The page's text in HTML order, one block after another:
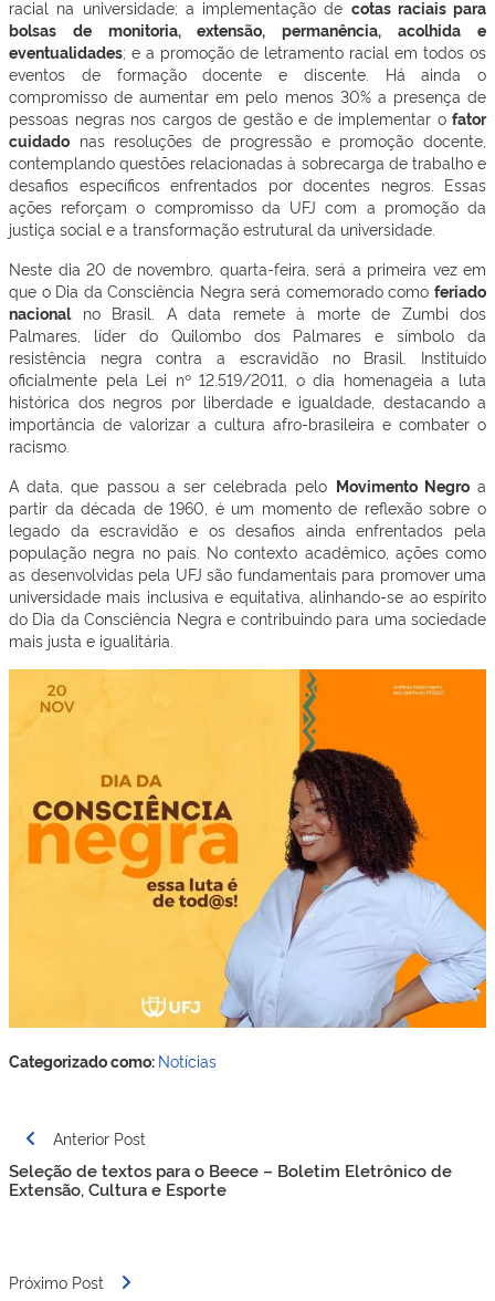
racial na universidade; a implementação de cotas raciais para
bolsas de monitoria, extensão, permanência, acolhida e
eventualidades; e a promoção de letramento racial em todos os
eventos de formação docente e discente. Há ainda o
compromisso de aumentar em pelo menos 30% a presença de
pessoas negras nos cargos de gestão e de implementar o fator
cuidado nas resoluções de progressão e promoção docente,
contemplando questões relacionadas à sobrecarga de trabalho e
desafios específicos enfrentados por docentes negros. Essas
ações reforçam o compromisso da UFJ com a promoção da
justiça social e a transformação estrutural da universidade.
Neste dia 20 de novembro, quarta-feira, será a primeira vez em
que o Dia da Consciência Negra será comemorado como feriado
nacionalno Brasil. A data remete à morte de Zumbi dos
Palmares, líder do Quilombo dos Palmares e símbolo da
resistência negra contra a escravidão no Brasil. Instituído
oficialmente pela Lei nº 12.519/2011, o dia homenageia a luta
histórica dos negros por liberdade e igualdade, destacando a
importância de valorizar a cultura afro-brasileira e combater o
racismo.
A data, que passou a ser celebrada pelo Movimento Negroa
partir da década de 1960, é um momento de reflexão sobre o
legado da escravidão e os desafios ainda enfrentados pela
população negra no país. No contexto acadêmico, ações como
as desenvolvidas pela UFJ são fundamentais para promover uma
universidade mais inclusiva e equitativa, alinhando-se ao espírito
do Dia da Consciência Negra e contribuindo para uma sociedade
mais justa e igualitária.
Categorizado como: Notícias
Navegação
de
Post
Anterior Post
Seleção de textos para o Beece – Boletim Eletrônico de
Extensão, Cultura e Esporte
Próximo Post